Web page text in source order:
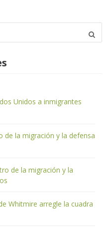
Unidos a inmigrantes
de la migración y la defensa
de la migración y la
Whitmire arregle la cuadra